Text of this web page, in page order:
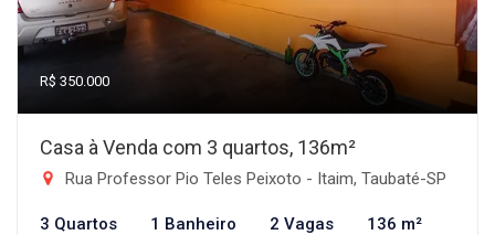
R$ 350.000
Casa à Venda com 3 quartos, 136m²
Rua Professor Pio Teles Peixoto - Itaim, Taubaté-SP
3 Quartos 1 Banheiro 2 Vagas 136 m²